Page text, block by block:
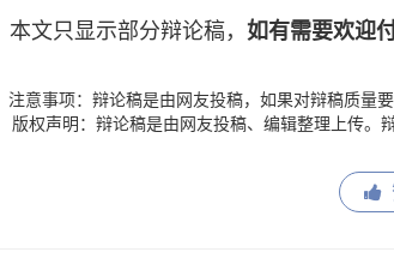
只显示部分辩论稿， 如有需要欢迎
注意事项：辩论稿是由网友投稿，如果对辩稿质量
版权声明：辩论稿是由网友投稿、编辑整理上传。